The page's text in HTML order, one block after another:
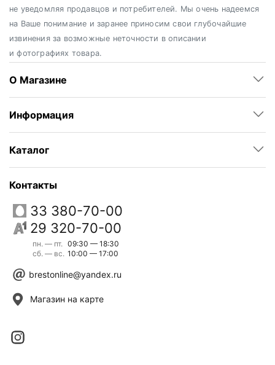
не уведомляя продавцов и потребителей. Мы очень надеемся
на Ваше понимание и заранее приносим свои глубочайшие
извинения за возможные неточности в описании
и фотографиях товара.
О Магазине
Информация
Каталог
Контакты
33 380-70-00
29 320-70-00
пн. — пт.
сб. — вс.
09:30 — 18:30
10:00 — 17:00
brestonline@yandex.ru
Магазин на карте